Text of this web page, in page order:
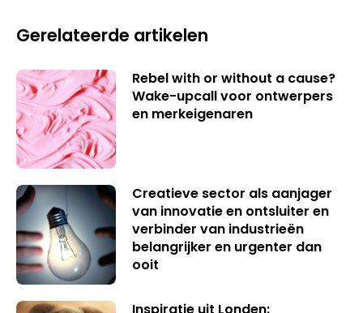
Gerelateerde artikelen
Rebel with or without a cause?
Wake-upcall voor ontwerpers
en merkeigenaren
Creatieve sector als aanjager
van innovatie en ontsluiter en
verbinder van industrieën
belangrijker en urgenter dan
ooit